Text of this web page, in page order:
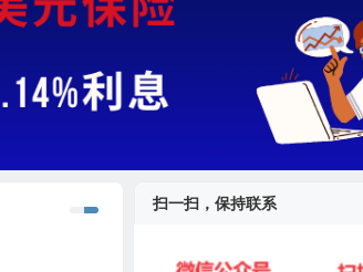
扫一扫，保持联系